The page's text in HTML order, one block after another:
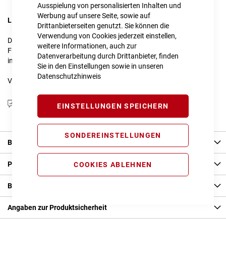
Ausspielung von personalisierten Inhalten und
Werbung auf unsere Seite, sowie auf
Drittanbieterseiten genutzt. Sie können die
Verwendung von Cookies jederzeit einstellen,
weitere Informationen, auch zur
Datenverarbeitung durch Drittanbieter, finden
Sie in den Einstellungen sowie in unseren
Datenschutzhinweis
EINSTELLUNGEN SPEICHERN
SONDEREINSTELLUNGEN
COOKIES ABLEHNEN
LIEFERZEIT im Onlineshop erfragen
Dieser Artikel ist nicht verfügbar.
Für Anfragen zur Verfügbarkeit schreiben Sie uns gerne an
info@cube-store-regensburg.de
Vergleichsliste: hinzufügen |
Beschreibung
Produkt Details
Bewertungen
Angaben zur Produktsicherheit